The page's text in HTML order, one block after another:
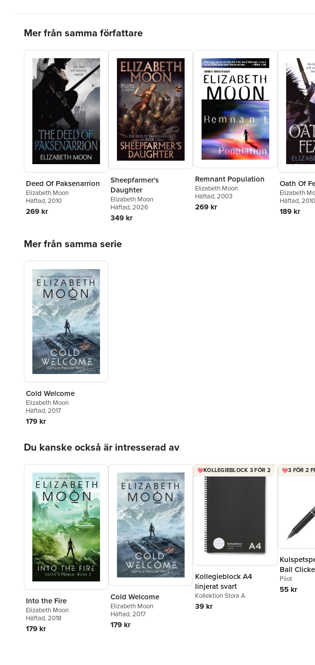
Mer från samma författare
Deed Of Paksenarrion
Elizabeth Moon
Häftad, 2010
269 kr
Sheepfarmer's
Daughter
Elizabeth Moon
Häftad, 2026
349 kr
Remnant Population
Elizabeth Moon
Häftad, 2003
269 kr
Oath Of
Elizabeth
Häftad, 2010
189 kr
Mer från samma serie
Cold Welcome
Elizabeth Moon
Häftad, 2017
179 kr
Du kanske också är intresserad av
Into the Fire
Elizabeth Moon
Häftad, 2018
179 kr
Cold Welcome
Elizabeth Moon
Häftad, 2017
179 kr
KOLLEGIEBLOCK 3 FÖR 2
Kollegieblock A4
linjerat svart
Kollektion Stora A
39 kr
3 FÖR 2
Ball
raderbar
Pilot
55 kr